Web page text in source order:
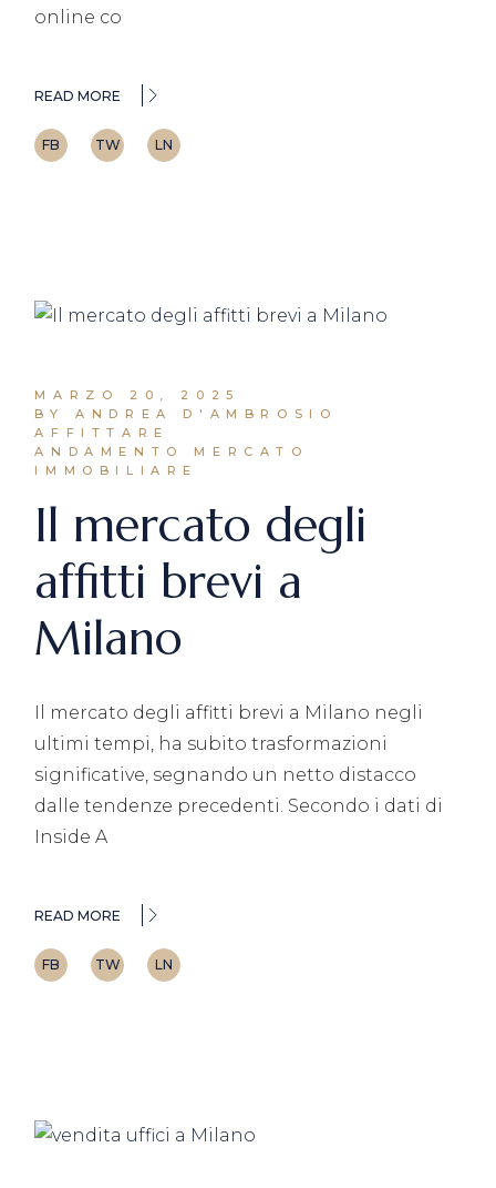
online co
READ MORE
FB TW LN
MARZO 20, 2025
BY ANDREA D'AMBROSIO
AFFITTARE
ANDAMENTO MERCATO
IMMOBILIARE
Il mercato degli
affitti brevi a
Milano
Il mercato degli affitti brevi a Milano negli
ultimi tempi, ha subito trasformazioni
significative, segnando un netto distacco
dalle tendenze precedenti. Secondo i dati di
Inside A
READ MORE
FB TW LN